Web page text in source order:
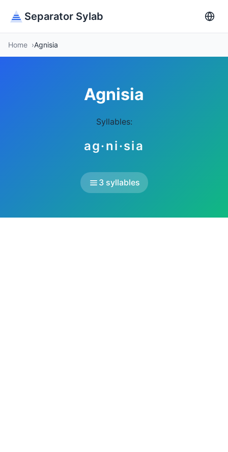
Separator Sylab
Home Agnisia
Agnisia
Syllables:
ag·ni·sia
3 syllables